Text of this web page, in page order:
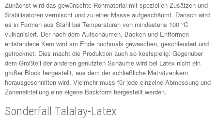
Zunächst wird das gewünschte Rohmaterial mit speziellen Zusätzen und
Stabilisatoren vermischt und zu einer Masse aufgeschäumt. Danach wird
es in Formen aus Stahl bei Temperaturen von mindestens 100 °C
vulkanisiert. Der nach dem Aufschäumen, Backen und Entformen
entstandene Kern wird am Ende nochmals gewaschen, geschleudert und
getrocknet. Dies macht die Produktion auch so kostspielig: Gegenüber
dem Großteil der anderen genutzten Schäume wird bei Latex nicht ein
großer Block hergestellt, aus dem der schließliche Matratzenkern
herausgeschnitten wird. Vielmehr muss für jede einzelne Abmessung und
Zoneneinteilung eine eigene Backform hergestellt werden.
Sonderfall Talalay-Latex